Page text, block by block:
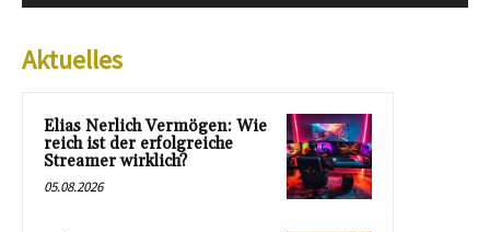
Aktuelles
Elias Nerlich Vermögen: Wie
reich ist der erfolgreiche
Streamer wirklich?
05.08.2026